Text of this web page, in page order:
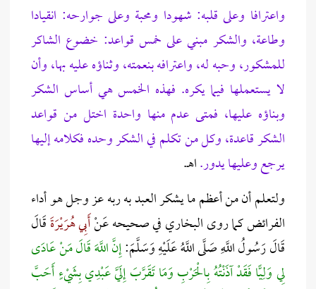
واعترافا وعلى قلبه: شهودا ومحبة وعلى جوارحه: انقيادا
وطاعة، والشكر مبني على خمس قواعد: خضوع الشاكر
للمشكور، وحبه له، واعترافه بنعمته، وثناؤه عليه بها، وأن
لا يستعملها فيما يكره. فهذه الخمس هي أساس الشكر
وبناؤه عليها، فمتى عدم منها واحدة اختل من قواعد
الشكر قاعدة، وكل من تكلم في الشكر وحده فكلامه إليها
يرجع وعليها يدور.اهـ.
ولتعلم أن من أعظم ما يشكر العبد به ربه عز وجل هو أداء
الفرائض كما روى البخاري في صحيحه عَنْأَبِي هُرَيْرَةَقَالَ
قَالَ رَسُولُ اللَّهِ صَلَّى اللَّهُ عَلَيْهِ وَسَلَّمَ:إِنَّ اللَّهَ قَالَ مَنْ عَادَى
لِي وَلِيًّا فَقَدْ آذَنْتُهُ بِالْحَرْبِ وَمَا تَقَرَّبَ إِلَيَّ عَبْدِي بِشَيْءٍ أَحَبَّ